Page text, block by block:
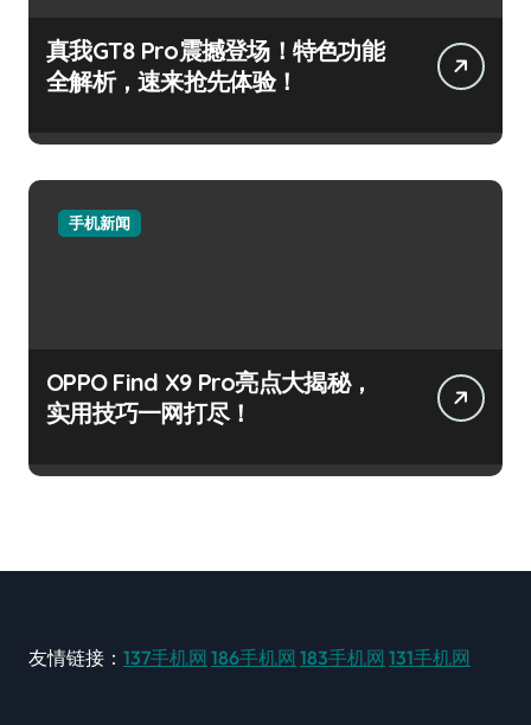
真我GT8 Pro震撼登场！特色功能
全解析，速来抢先体验！
手机新闻
OPPO Find X9 Pro亮点大揭秘，
实用技巧一网打尽！
友情链接： 137手机网 186手机网 183手机网 131手机网